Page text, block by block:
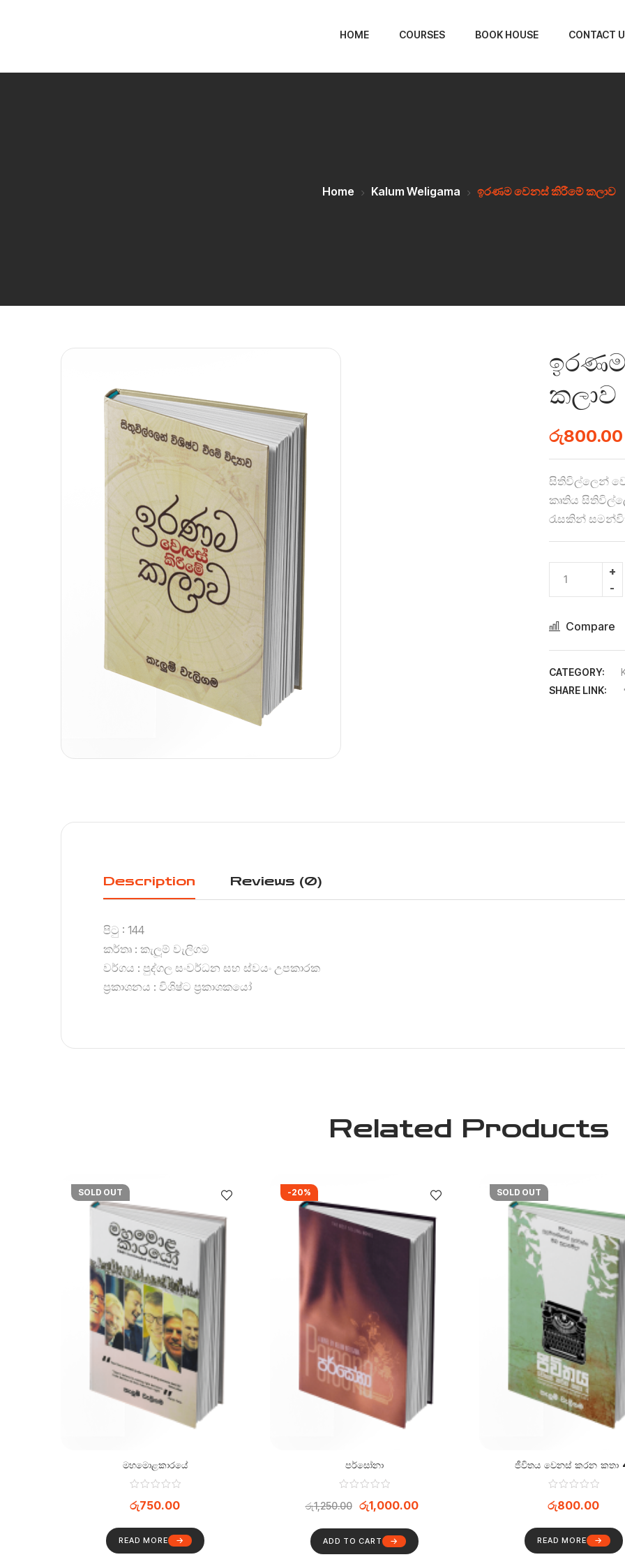
HOME COURSES BOOK HOUSE CONTACT
Home Kalum Weligama ඉරණම වෙනස් කිරීමේ කලාව
කලාව
රු800.00
සිතිවිල්ලෙන්
කෘතිය
රැසකින්
Compare
CATEGORY:
SHARE LINK:
Description Reviews (0)
පිටු : 144
කර්තෘ : කැලූම් වැලිගම
වර්ගය : පුද්ගල සංවර්ධන සහ ස්වයං උපකාරක
ප්‍රකාශනය : විශිෂ්ට ප්‍රකාශකයෝ
Related Products
SOLD OUT
මහමොළකාරයේ
රු750.00
READ MORE
-20%
පර්සෝනා
රු1,250.00 රු1,000.00
ADD TO CART
SOLD OUT
ජීවිතය වෙනස් කරන කතා
රු800.00
READ MORE